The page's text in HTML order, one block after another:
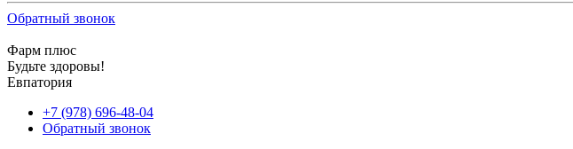
Обратный звонок
Фарм плюс
Будьте здоровы!
Евпатория
+7 (978) 696-48-04
Обратный звонок